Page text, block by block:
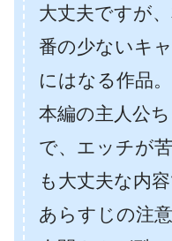
大丈夫ですが
番の少ないキ
にはなる作品。
本編の主人公
で、エッチが
も大丈夫な内容
あらすじの注